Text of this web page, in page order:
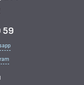
59